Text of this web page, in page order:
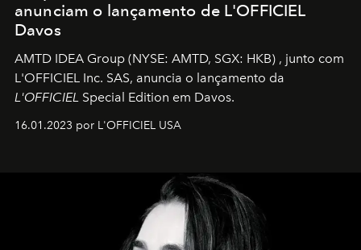
anunciam o lançamento de L'OFFICIEL
Davos
AMTD IDEA Group (NYSE: AMTD, SGX: HKB) , junto com
L'OFFICIEL Inc. SAS, anuncia o lançamento da
L'OFFICIEL Special Edition em Davos.
16.01.2023 por L'OFFICIEL USA